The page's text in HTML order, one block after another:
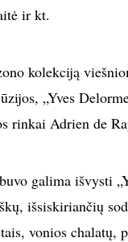
ir kt.
kolekciją
„Yves
rinkai Adrien de
galima išvysti
išsiskiriančių
vonios chalatų,